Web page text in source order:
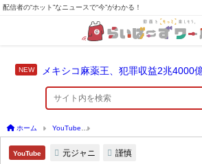
配信者の“ホット”なニュースで“今”がわかる！
ホーム YouTube
YouTube 元ジャニ 謹慎